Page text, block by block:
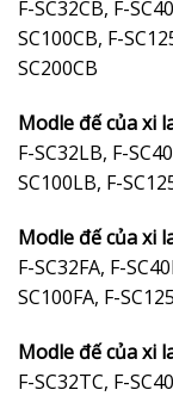
F-SC32CB, F-
SC100CB, F-
SC200CB
Modle đế của xi
F-SC32LB, F-
SC100LB, F-
Modle đế của xi
F-SC32FA, F-
SC100FA, F-
Modle đế của xi
F-SC32TC, F-